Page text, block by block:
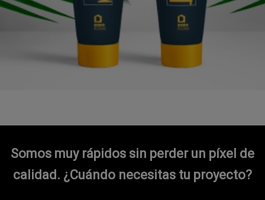
Somos muy rápidos sin perder un píxel de
calidad. ¿Cuándo necesitas tu proyecto?